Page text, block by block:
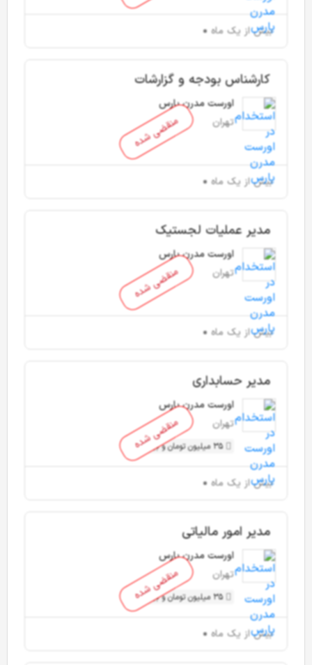
بیش از یک ماه
منقضی شده
کارشناس بودجه و گزارشات
اورست مدرن پارس
تهران
بیش از یک ماه
منقضی شده
مدیر عملیات لجستیک
اورست مدرن پارس
تهران
بیش از یک ماه
منقضی شده
مدیر حسابداری
اورست مدرن پارس
تهران
35 میلیون تومان و بیشتر
بیش از یک ماه
منقضی شده
مدیر امور مالیاتی
اورست مدرن پارس
تهران
35 میلیون تومان و بیشتر
بیش از یک ماه